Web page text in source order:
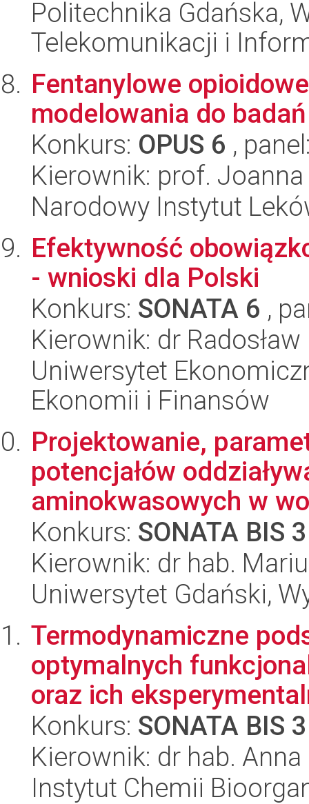
Politechnika Gdańska,
Telekomunikacji i
Fentanylowe
modelowania do
Konkurs: OPUS 6 ,
Kierownik: prof. Joanna
Narodowy Instytut
Efektywność
- wnioski dla Polski
Konkurs: SONATA 6 ,
Kierownik: dr
Uniwersytet
Ekonomii i Finansów
Projektowanie,
potencjałów
aminokwasowych w
Konkurs: SONATA BIS 3
Kierownik: dr hab.
Uniwersytet Gdański,
Termodynamiczne
optymalnych
oraz ich
Konkurs: SONATA BIS 3
Kierownik: dr hab.
Instytut Chemii